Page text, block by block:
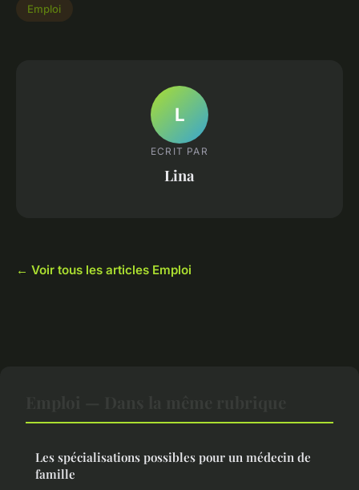
Emploi
L
ECRIT PAR
Lina
← Voir tous les articles Emploi
Les spécialisations possibles pour un médecin de
famille